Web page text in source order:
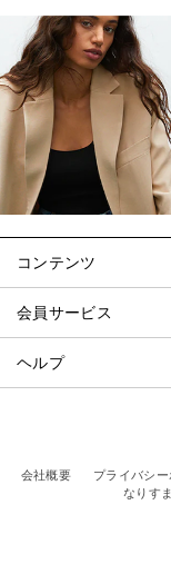
コンテンツ
会員サービス
ヘルプ
会社概要 プライバシ
なりす